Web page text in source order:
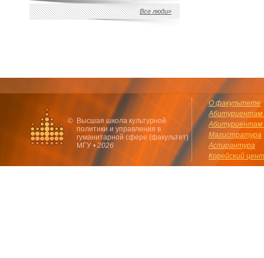
Все люди»
© Высшая школа культурной
политики и управления в
гуманитарной сфере (факультет)
МГУ • 2026
О факультете
Абитуриентам
Абитуриентам
Магистратура
Аспирантура
Корейский